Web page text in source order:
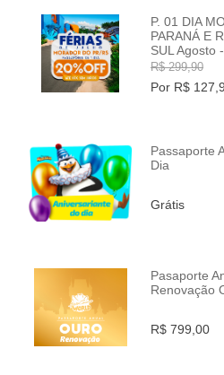
INFO
P. 01 DIA
PARANÁ E
SUL Agosto
R$ 299,90
Por R$
INFO
Passaporte
Dia
Grátis
INFO
Pasaporte
Renovação
R$ 799,00